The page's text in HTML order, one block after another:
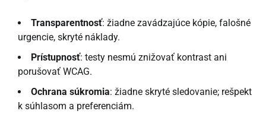
Transparentnosť: žiadne zavádzajúce kópie, falošné
urgencie, skryté náklady.
Prístupnosť: testy nesmú znižovať kontrast ani
porušovať WCAG.
Ochrana súkromia: žiadne skryté sledovanie; rešpekt
k súhlasom a preferenciám.